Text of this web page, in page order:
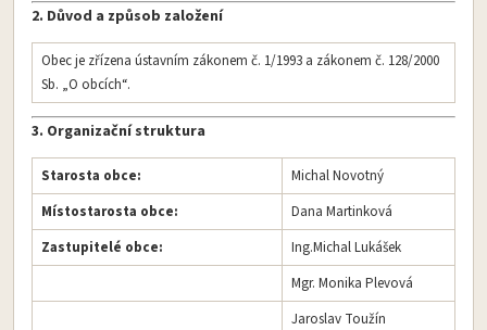
2. Důvod a způsob založení
Obec je zřízena ústavním zákonem č. 1/1993 a zákonem č. 128/2000
Sb. „O obcích“.
3. Organizační struktura
Starosta obce:
Michal Novotný
Místostarosta obce:
Dana Martinková
Zastupitelé obce:
Ing.Michal Lukášek
Mgr. Monika Plevová
Jaroslav Toužín